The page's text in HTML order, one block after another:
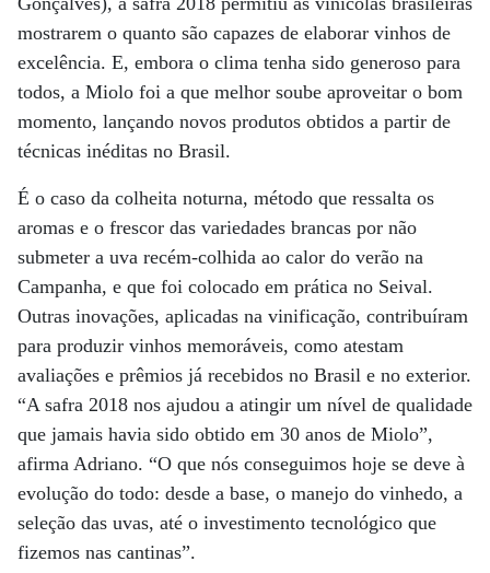
mostrarem o quanto são capazes de elaborar vinhos de
excelência. E, embora o clima tenha sido generoso para
todos, a Miolo foi a que melhor soube aproveitar o bom
momento, lançando novos produtos obtidos a partir de
técnicas inéditas no Brasil.
É o caso da colheita noturna, método que ressalta os
aromas e o frescor das variedades brancas por não
submeter a uva recém-colhida ao calor do verão na
Campanha, e que foi colocado em prática no Seival.
Outras inovações, aplicadas na vinificação, contribuíram
para produzir vinhos memoráveis, como atestam
avaliações e prêmios já recebidos no Brasil e no exterior.
“A safra 2018 nos ajudou a atingir um nível de qualidade
que jamais havia sido obtido em 30 anos de Miolo”,
afirma Adriano. “O que nós conseguimos hoje se deve à
evolução do todo: desde a base, o manejo do vinhedo, a
seleção das uvas, até o investimento tecnológico que
fizemos nas cantinas”.